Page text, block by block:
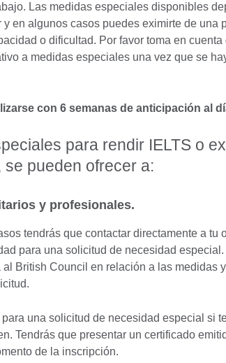
Las medidas especiales disponibles
en algunos casos puedes eximirte de una
o dificultad. Por favor toma en cuenta
a medidas especiales una vez que se
con 6 semanas de anticipación al
para rendir IELTS o
pueden ofrecer a:
y profesionales.
tendrás que contactar directamente a tu
para una solicitud de necesidad
British Council en relación a las medidas
para una solicitud de necesidad especial si
Tendrás que presentar un certificado
de la inscripción.